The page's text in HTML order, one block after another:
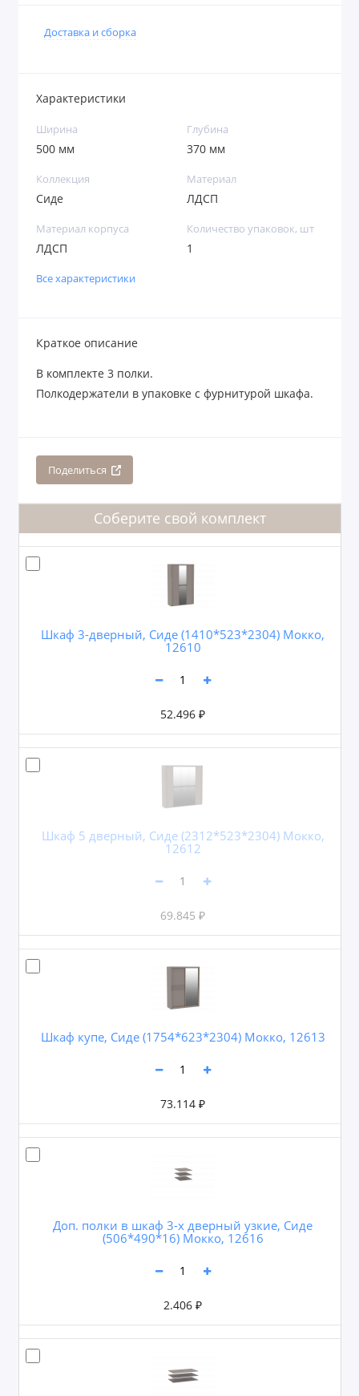
Доставка и сборка
Характеристики
Ширина
500 мм
Глубина
370 мм
Коллекция
Сиде
Материал
ЛДСП
Материал корпуса
ЛДСП
Количество упаковок, шт
1
Все характеристики
Краткое описание
В комплекте 3 полки.
Полкодержатели в упаковке с фурнитурой шкафа.
Поделиться
Соберите свой комплект
Шкаф 3-дверный, Сиде (1410*523*2304) Мокко,
12610
52.496 ₽
Шкаф 5 дверный, Сиде (2312*523*2304) Мокко,
12612
69.845 ₽
Шкаф купе, Сиде (1754*623*2304) Мокко, 12613
73.114 ₽
Доп. полки в шкаф 3-х дверный узкие, Сиде
(506*490*16) Мокко, 12616
2.406 ₽